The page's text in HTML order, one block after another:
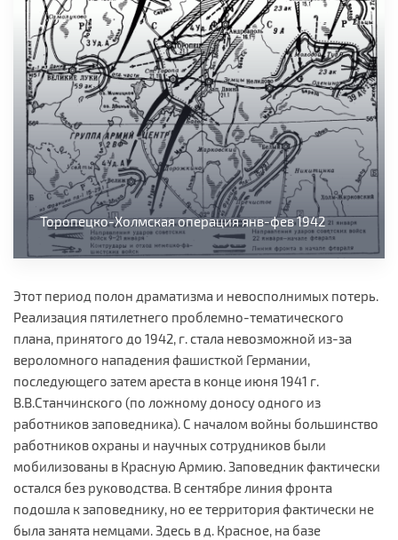
Торопецко-Холмская операция янв-фев 1942
Этот период полон драматизма и невосполнимых потерь.
Реализация пятилетнего проблемно-тематического
плана, принятого до 1942, г. стала невозможной из-за
вероломного нападения фашисткой Германии,
последующего затем ареста в конце июня 1941 г.
В.В.Станчинского (по ложному доносу одного из
работников заповедника). С началом войны большинство
работников охраны и научных сотрудников были
мобилизованы в Красную Армию. Заповедник фактически
остался без руководства. В сентябре линия фронта
подошла к заповеднику, но ее территория фактически не
была занята немцами. Здесь в д. Красное, на базе